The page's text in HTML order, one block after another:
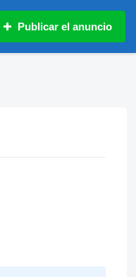
Publicar el anuncio